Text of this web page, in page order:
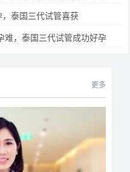
泰国三代试管喜获
难，泰国三代试管成功好孕
更多